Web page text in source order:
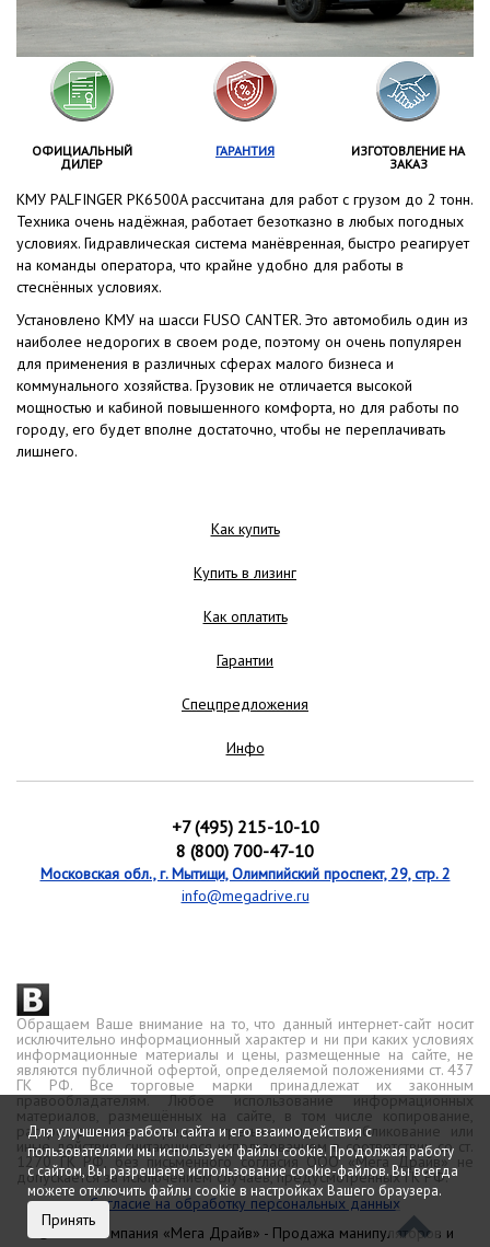
ОФИЦИАЛЬНЫЙ
ДИЛЕР
ГАРАНТИЯ
ИЗГОТОВЛЕНИЕ НА
ЗАКАЗ
КМУ PALFINGER PK6500A рассчитана для работ с грузом до 2 тонн.
Техника очень надёжная, работает безотказно в любых погодных
условиях. Гидравлическая система манёвренная, быстро реагирует
на команды оператора, что крайне удобно для работы в
стеснённых условиях.
Установлено КМУ на шасси FUSO CANTER. Это автомобиль один из
наиболее недорогих в своем роде, поэтому он очень популярен
для применения в различных сферах малого бизнеса и
коммунального хозяйства. Грузовик не отличается высокой
мощностью и кабиной повышенного комфорта, но для работы по
городу, его будет вполне достаточно, чтобы не переплачивать
лишнего.
Как купить
Купить в лизинг
Как оплатить
Гарантии
Спецпредложения
Инфо
+7 (495) 215-10-10
8 (800) 700-47-10
Московская обл., г. Мытищи, Олимпийский проспект, 29, стр. 2
info@megadrive.ru
Обращаем Ваше внимание на то, что данный интернет-сайт носит
исключительно информационный характер и ни при каких условиях
информационные материалы и цены, размещенные на сайте, не
являются публичной офертой, определяемой положениями ст. 437
ГК РФ. Все торговые марки принадлежат их законным
правообладателям. Любое использование информационных
материалов, размещённых на сайте, в том числе копирование,
распространение, передача третьим лицам, опубликование или
иные действия, считающиеся использованием в соответствии со ст.
1270 ГК РФ, без письменного согласия ООО «Мега Драйв» не
допускается за исключением случаев, предусмотренных ГК РФ.
Согласие на обработку персональных данных
© 2026 Компания «Мега Драйв» - Продажа манипуляторов и
Для улучшения работы сайта и его взаимодействия с
пользователями мы используем файлы cookie. Продолжая работу
с сайтом, Вы разрешаете использование cookie-файлов. Вы всегда
можете отключить файлы cookie в настройках Вашего браузера.
Принять